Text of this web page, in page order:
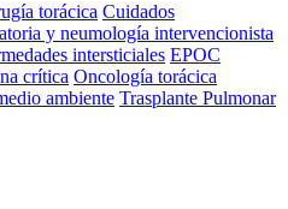
torácica Cuidados
y neumología intervencionista
intersticiales EPOC
crítica Oncología torácica
ambiente Trasplante Pulmonar